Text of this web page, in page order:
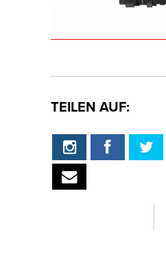
TEILEN AUF: